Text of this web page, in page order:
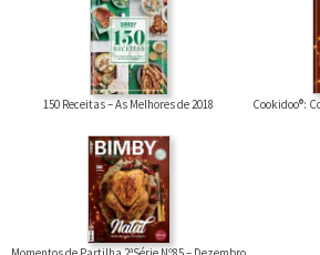
150 Receitas – As Melhores de 2018 Cookidoo®: